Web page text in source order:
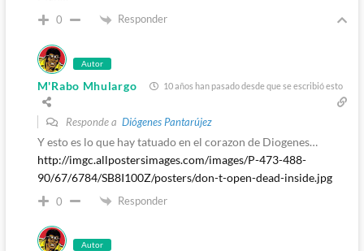
0 Responder
Autor
M'Rabo Mhulargo 10 años han pasado desde que se escribió esto
Responde a Diógenes Pantarújez
Y esto es lo que hay tatuado en el corazon de Diogenes…
http://imgc.allpostersimages.com/images/P-473-488-
90/67/6784/SB8I100Z/posters/don-t-open-dead-inside.jpg
0 Responder
Autor